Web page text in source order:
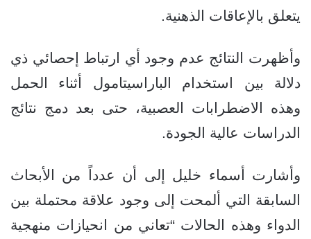
يتعلق بالإعاقات الذهنية.
وأظهرت النتائج عدم وجود أي ارتباط إحصائي ذي
دلالة بين استخدام الباراسيتامول أثناء الحمل
وهذه الاضطرابات العصبية، حتى بعد دمج نتائج
الدراسات عالية الجودة.
وأشارت أسماء خليل إلى أن عدداً من الأبحاث
السابقة التي ألمحت إلى وجود علاقة محتملة بين
الدواء وهذه الحالات “تعاني من انحيازات منهجية